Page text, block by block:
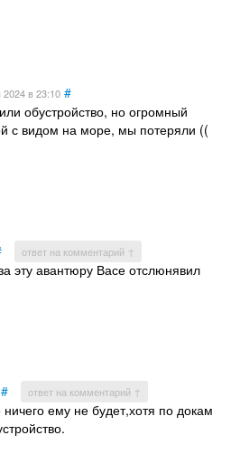
2024в 23:10 #
обустройство, но огромный
с видом на море, мы потеряли ((
ответ на комментарий ↑
эту авантюру Васе отслюнявил
# ответ на комментарий ↑
ничего ему не будет,хотя по докам